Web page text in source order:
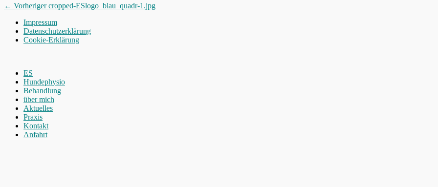
Beitragsnavigation
← Vorheriger Vorheriger
cropped-ESlogo_blau_quadr-1.jpg
Impressum
Datenschutzerklärung
Cookie-Erklärung
scrollen
ES
Hundephysio
Behandlung
über mich
Aktuelles
Praxis
Kontakt
Anfahrt